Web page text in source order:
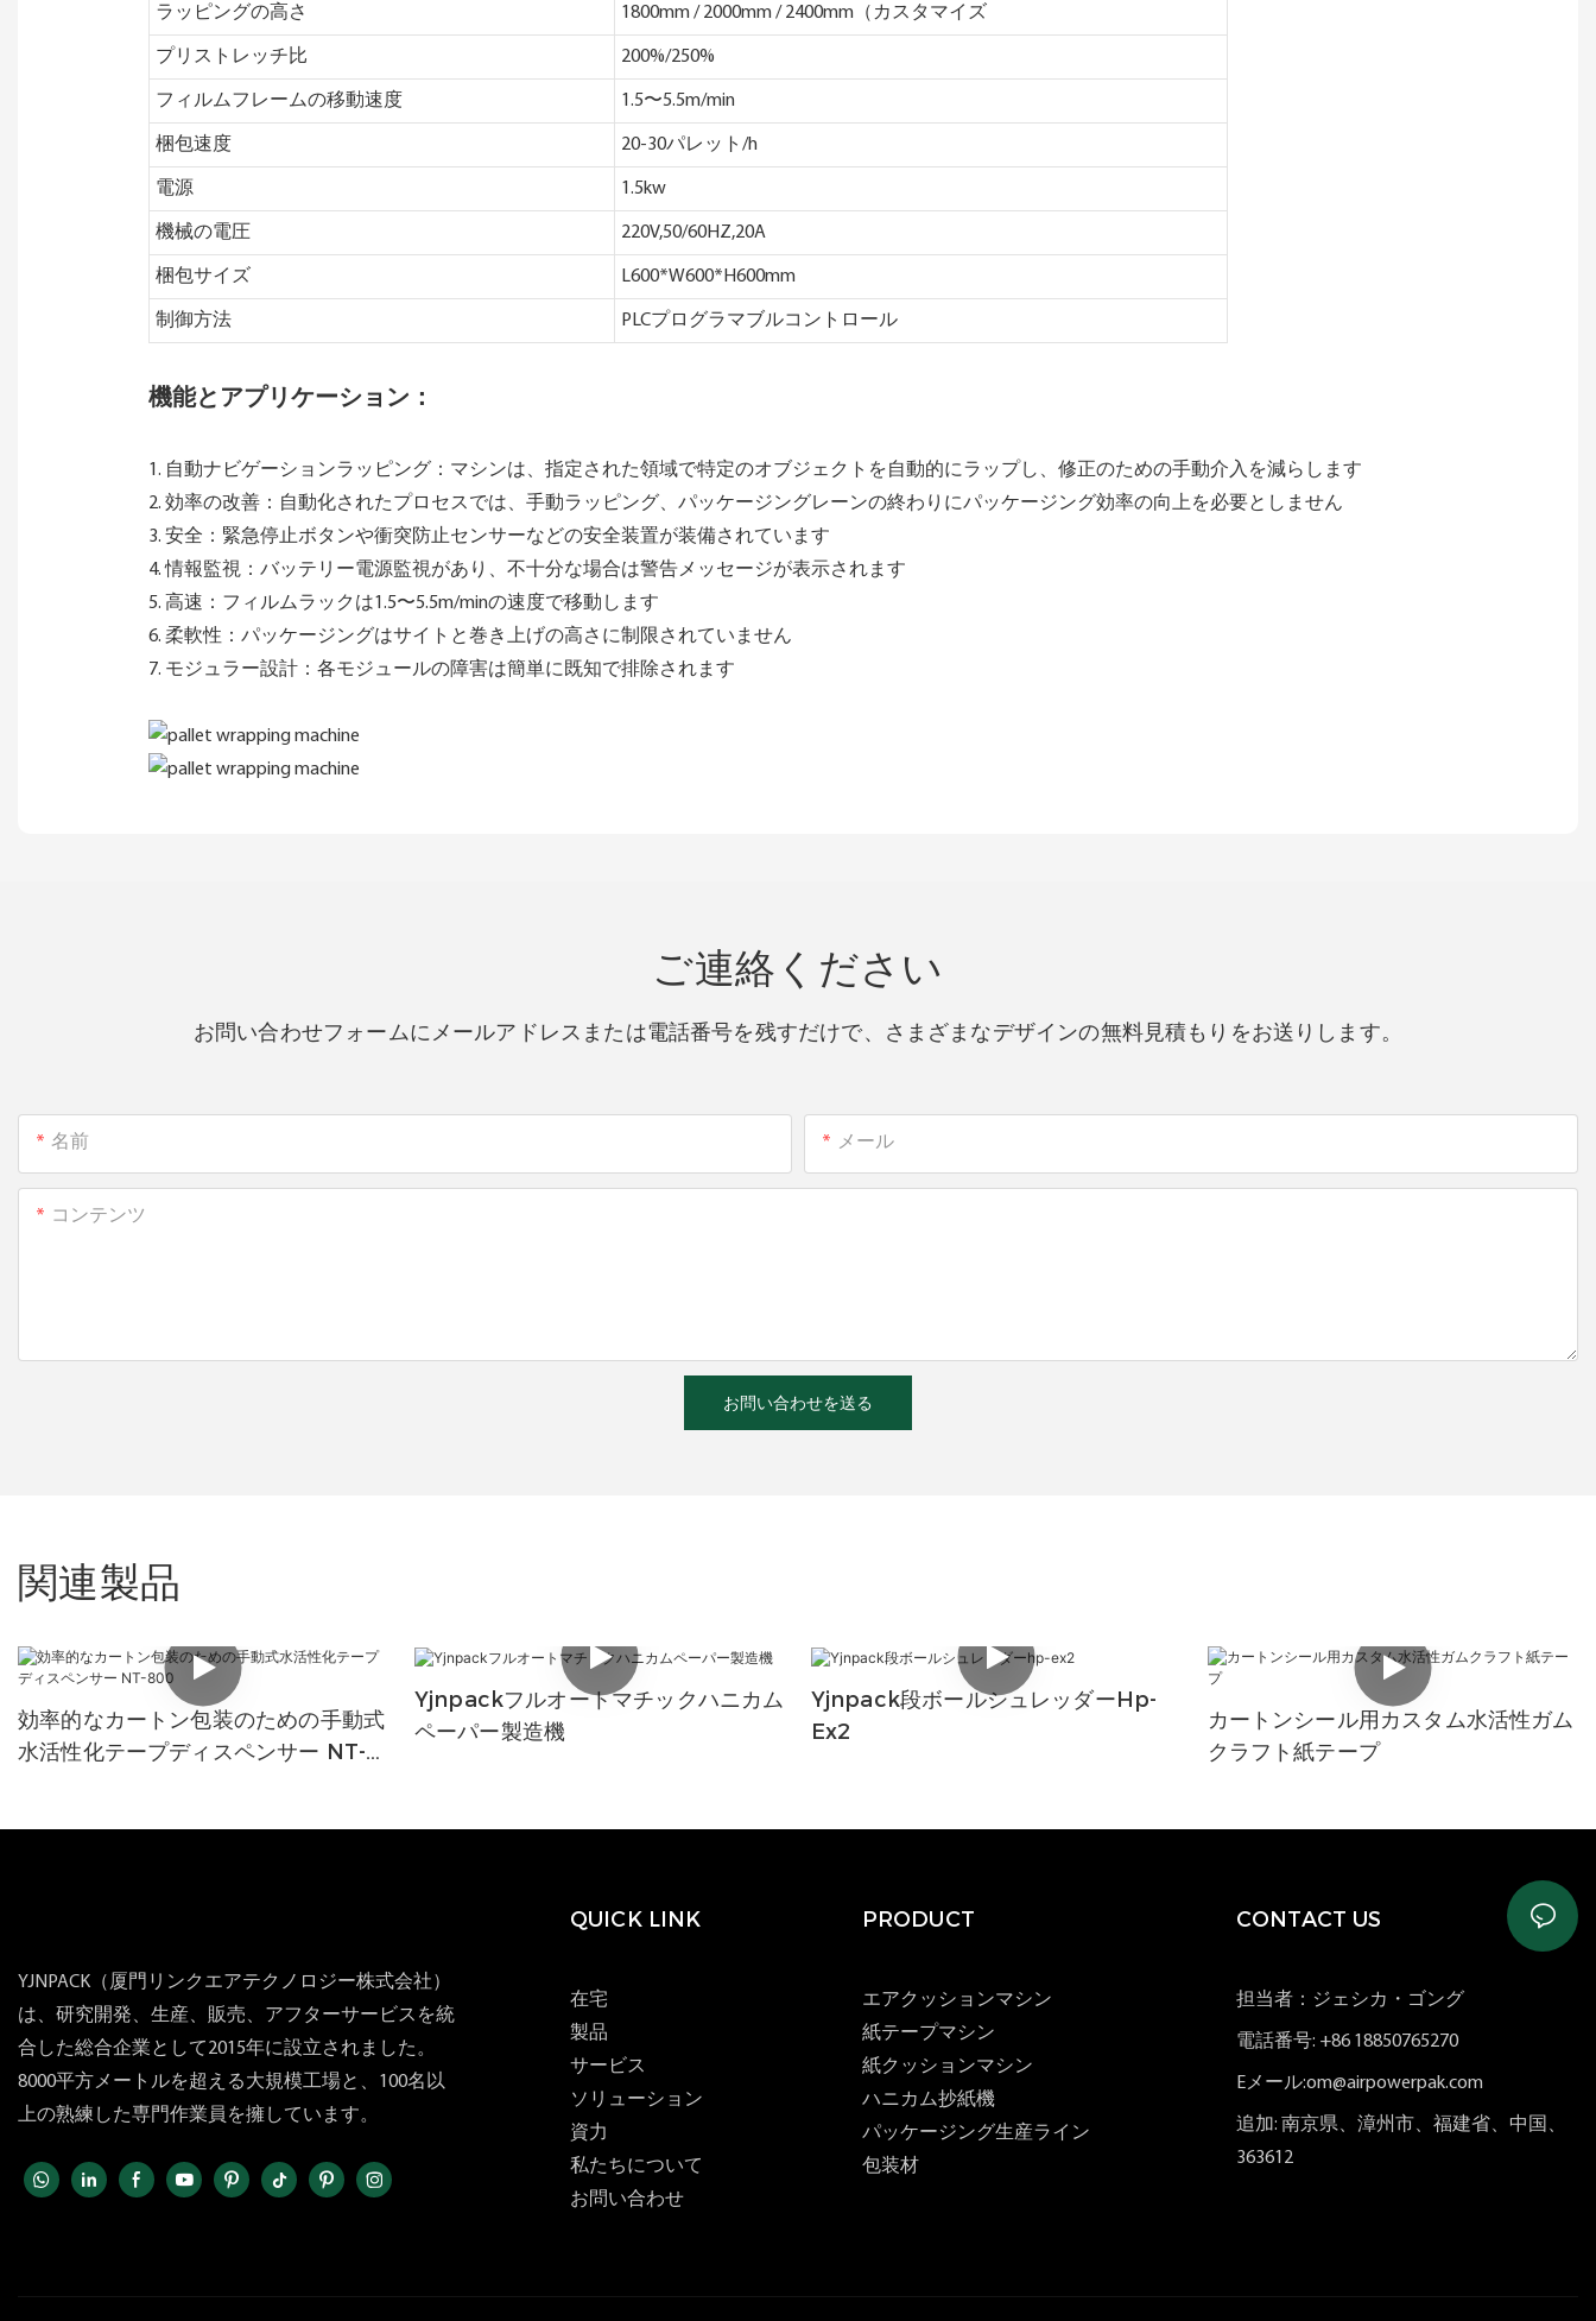
ラッピングの高さ 1800mm / 2000mm / 2400mm（カスタマイズ
プリストレッチ比 200%/250%
フィルムフレームの移動速度 1.5〜5.5m/min
梱包速度 20-30パレット/h
電源 1.5kw
機械の電圧 220V,50/60HZ,20A
梱包サイズ L600*W600*H600mm
制御方法 PLCプログラマブルコントロール
機能とアプリケーション：
1. 自動ナビゲーションラッピング：マシンは、指定された領域で特定のオブジェクトを自動的にラップし、修正のための手動介入を減らします
2. 効率の改善：自動化されたプロセスでは、手動ラッピング、パッケージングレーンの終わりにパッケージング効率の向上を必要としません
3. 安全：緊急停止ボタンや衝突防止センサーなどの安全装置が装備されています
4. 情報監視：バッテリー電源監視があり、不十分な場合は警告メッセージが表示されます
5. 高速：フィルムラックは1.5〜5.5m/minの速度で移動します
6. 柔軟性：パッケージングは​​サイトと巻き上げの高さに制限されていません
7. モジュラー設計：各モジュールの障害は簡単に既知で排除されます
ご連絡ください
お問い合わせフォームにメールアドレスまたは電話番号を残すだけで、さまざまなデザインの無料見積もりをお送りします。
名前 メール
コンテンツ
お問い合わせを送る
関連製品
効率的なカートン包装のための手動式
水活性化テープディスペンサー NT-
Yjnpackフルオートマチックハニカム
ペーパー製造機
Yjnpack段ボールシュレッダーhp-
Ex2
カートンシール用カスタム水活性ガム
クラフト紙テープ
YJNPACK（厦門リンクエアテクノロジー株式会社）
は、研究開発、生産、販売、アフターサービスを統
合した総合企業として2015年に設立されました。
8000平方メートルを超える大規模工場と、100名以
上の熟練した専門作業員を擁しています。
QUICK LINK
在宅
製品
サービス
ソリューション
資力
私たちについて
お問い合わせ
PRODUCT
エアクッションマシン
紙テープマシン
紙クッションマシン
ハニカム抄紙機
パッケージング生産ライン
包装材
CONTACT US
担当者：ジェシカ・ゴング
電話番号: +86 18850765270
Eメール:om@airpowerpak.com
追加: 南京県、漳州市、福建省、中国、
363612